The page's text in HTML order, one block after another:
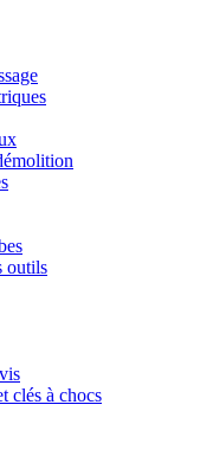
outils
clés à chocs